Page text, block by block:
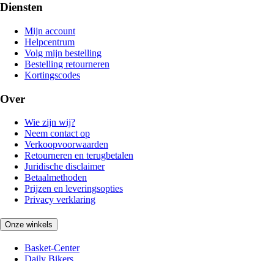
Diensten
Mijn account
Helpcentrum
Volg mijn bestelling
Bestelling retourneren
Kortingscodes
Over
Wie zijn wij?
Neem contact op
Verkoopvoorwaarden
Retourneren en terugbetalen
Juridische disclaimer
Betaalmethoden
Prijzen en leveringsopties
Privacy verklaring
Onze winkels
Basket-Center
Daily Bikers